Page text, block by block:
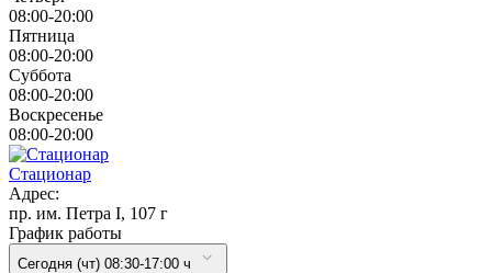
08:00-20:00
Пятница
08:00-20:00
Суббота
08:00-20:00
Воскресенье
08:00-20:00
Стационар
Адрес:
пр. им. Петра I, 107 г
График работы
Сегодня (чт) 08:30-17:00 ч